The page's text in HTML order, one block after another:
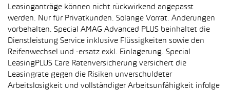
Leasinganträge können nicht rückwirkend angepasst
werden. Nur für Privatkunden. Solange Vorrat. Änderungen
vorbehalten. Special AMAG Advanced PLUS beinhaltet die
Dienstleistung Service inklusive Flüssigkeiten sowie den
Reifenwechsel und -ersatz exkl. Einlagerung. Special
LeasingPLUS Care Ratenversicherung versichert die
Leasingrate gegen die Risiken unverschuldeter
Arbeitslosigkeit und vollständiger Arbeitsunfähigkeit infolge